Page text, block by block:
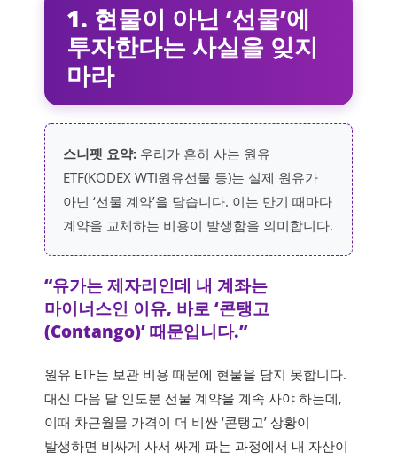
1. 현물이 아닌 ‘선물’에
투자한다는 사실을 잊지
마라
스니펫 요약: 우리가 흔히 사는 원유
ETF(KODEX WTI원유선물 등)는 실제 원유가
아닌 ‘선물 계약’을 담습니다. 이는 만기 때마다
계약을 교체하는 비용이 발생함을 의미합니다.
“유가는 제자리인데 내 계좌는
마이너스인 이유, 바로 ‘콘탱고
(Contango)’ 때문입니다.”
원유 ETF는 보관 비용 때문에 현물을 담지 못합니다.
대신 다음 달 인도분 선물 계약을 계속 사야 하는데,
이때 차근월물 가격이 더 비싼 ‘콘탱고’ 상황이
발생하면 비싸게 사서 싸게 파는 과정에서 내 자산이